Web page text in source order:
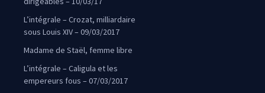
L’intégrale – Crozat, milliardaire
sous Louis XIV – 09/03/2017
Madame de Staël, femme libre
L’intégrale – Caligula et les
empereurs fous – 07/03/2017